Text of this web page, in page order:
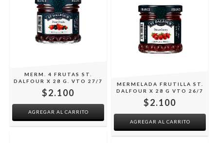
MERM. 4 FRUTAS ST.
DALFOUR X 28 G. VTO 27/7
$2.100
MERMELADA FRUTILLA ST.
DALFOUR X 28 G VTO 26/7
$2.100